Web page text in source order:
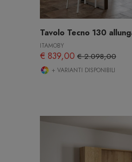
Tavolo Tecno 130
ITAMOBY
€ 839,00€ 2.098,00
+ VARIANTI DISPONIBILI